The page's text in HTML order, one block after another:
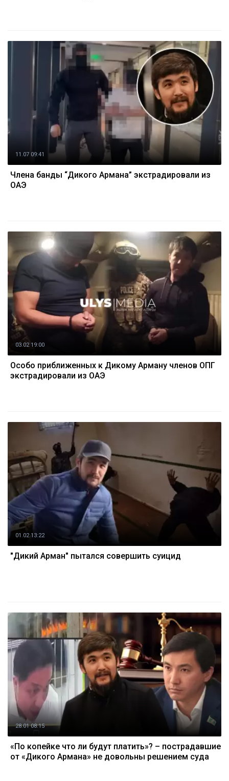
11.07 09:41
Члена банды “Дикого Армана” экстрадировали из
ОАЭ
03.02 19:00
Особо приближенных к Дикому Арману членов ОПГ
экстрадировали из ОАЭ
01.02 13:22
"Дикий Арман" пытался совершить суицид
28.01 08:15
«По копейке что ли будут платить»? – пострадавшие
от «Дикого Армана» не довольны решением суда